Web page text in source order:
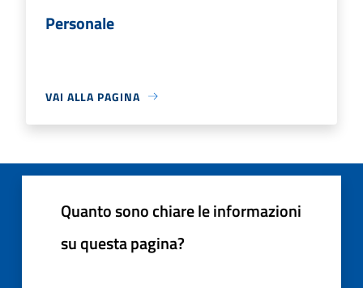
Personale
VAI ALLA PAGINA
Quanto sono chiare le informazioni
su questa pagina?